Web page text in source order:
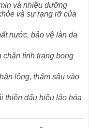
và nhiều dưỡng
và sự rạng rỡ của
nước, bảo vệ làn da
chặn tình trạng bong
lông, thấm sâu vào
thiện dấu hiệu lão hóa